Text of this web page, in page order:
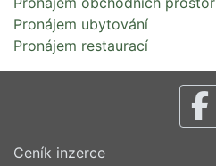
Pronájem ubytování
Pronájem restaurací
Ceník inzerce